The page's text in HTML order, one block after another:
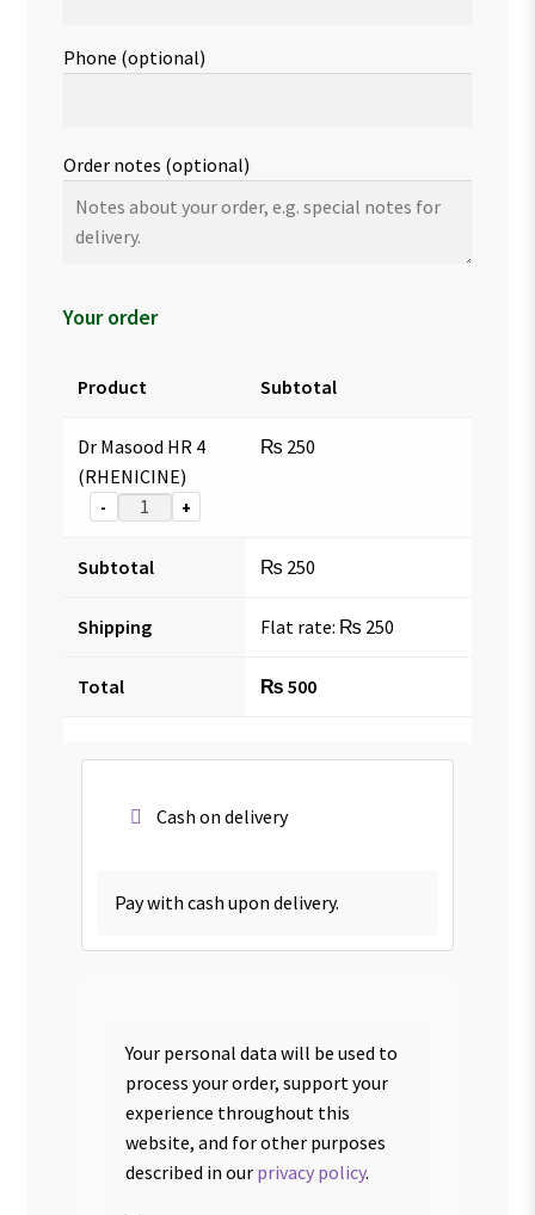
Phone (optional)
Order notes (optional)
Your order
Product Subtotal
Dr Masood HR 4
(RHENICINE)
- +
₨ 250
Subtotal ₨ 250
Shipping Flat rate: ₨ 250
Total ₨ 500
Cash on delivery
Pay with cash upon delivery.
Your personal data will be used to
process your order, support your
experience throughout this
website, and for other purposes
described in our privacy policy.